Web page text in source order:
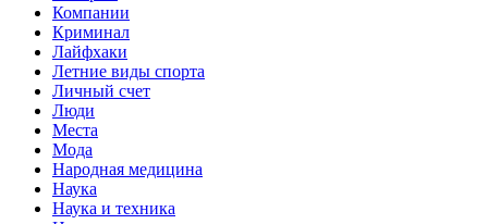
Компании
Криминал
Лайфхаки
Летние виды спорта
Личный счет
Люди
Места
Мода
Народная медицина
Наука
Наука и техника